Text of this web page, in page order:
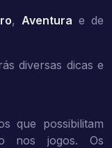
, Aventura e de
diversas dicas e
que possibilitam
nos jogos. Os